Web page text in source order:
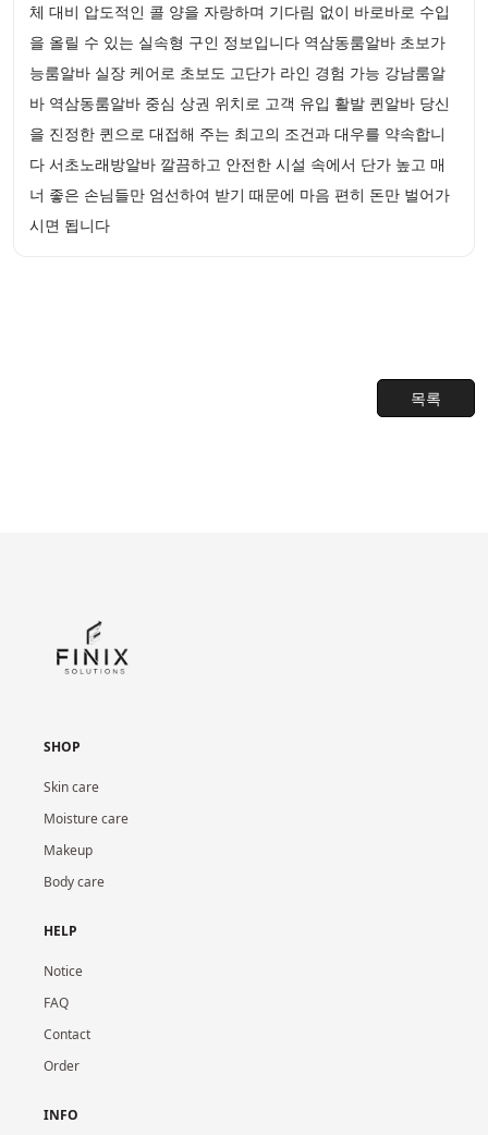
체 대비 압도적인 콜 양을 자랑하며 기다림 없이 바로바로 수입
을 올릴 수 있는 실속형 구인 정보입니다 역삼동룸알바 초보가
능룸알바 실장 케어로 초보도 고단가 라인 경험 가능 강남룸알
바 역삼동룸알바 중심 상권 위치로 고객 유입 활발 퀸알바 당신
을 진정한 퀸으로 대접해 주는 최고의 조건과 대우를 약속합니
다 서초노래방알바 깔끔하고 안전한 시설 속에서 단가 높고 매
너 좋은 손님들만 엄선하여 받기 때문에 마음 편히 돈만 벌어가
시면 됩니다
목록
SHOP
Skin care
Moisture care
Makeup
Body care
HELP
Notice
FAQ
Contact
Order
INFO